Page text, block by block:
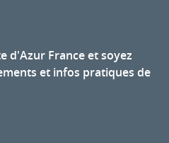
d'Azur France et soyez
et infos pratiques de